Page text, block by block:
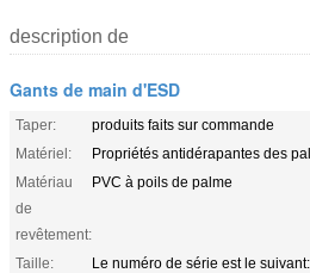
description de
Gants de main d'ESD
Taper:
produits faits sur commande
Matériel:
Propriétés antidérapantes des
Matériau
de
revêtement:
PVC à poils de palme
Taille:
Le numéro de série est le suivant: